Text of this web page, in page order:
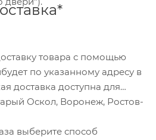
оплаты доступны к выбору
товара с помощью
по указанному адресу в
доставка доступна для
Оскол, Воронеж, Ростов-
выберите способ